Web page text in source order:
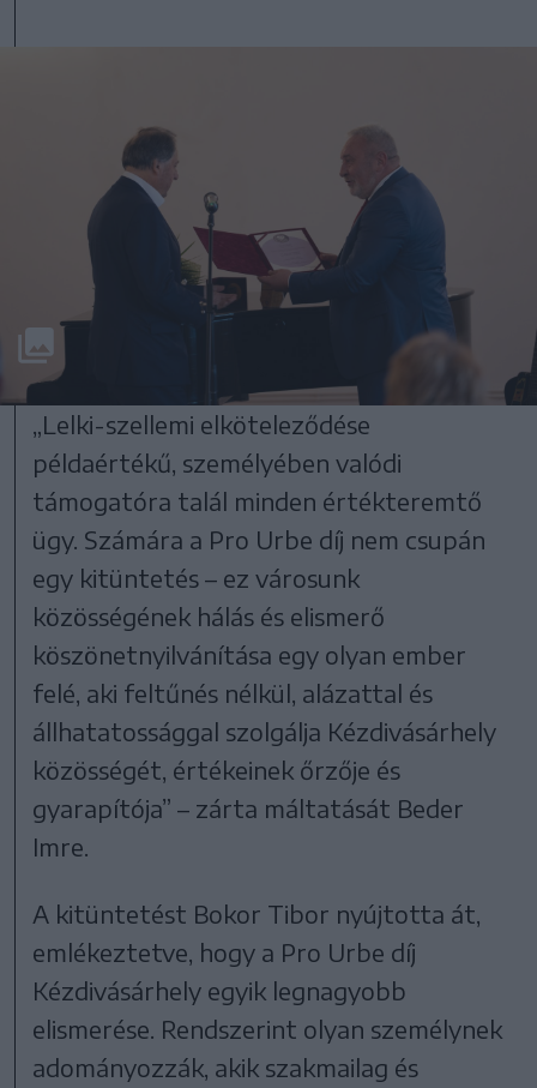
„Lelki-szellemi elköteleződése
példaértékű, személyében valódi
támogatóra talál minden értékteremtő
ügy. Számára a Pro Urbe díj nem csupán
egy kitüntetés – ez városunk
közösségének hálás és elismerő
köszönetnyilvánítása egy olyan ember
felé, aki feltűnés nélkül, alázattal és
állhatatossággal szolgálja Kézdivásárhely
közösségét, értékeinek őrzője és
gyarapítója” – zárta máltatását Beder
Imre.
A kitüntetést Bokor Tibor nyújtotta át,
emlékeztetve, hogy a Pro Urbe díj
Kézdivásárhely egyik legnagyobb
elismerése. Rendszerint olyan személynek
adományozzák, akik szakmailag és